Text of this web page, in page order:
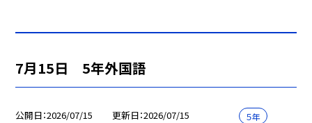
7月15日 5年外国語
公開日 2026/07/15 更新日 2026/07/15 ５年